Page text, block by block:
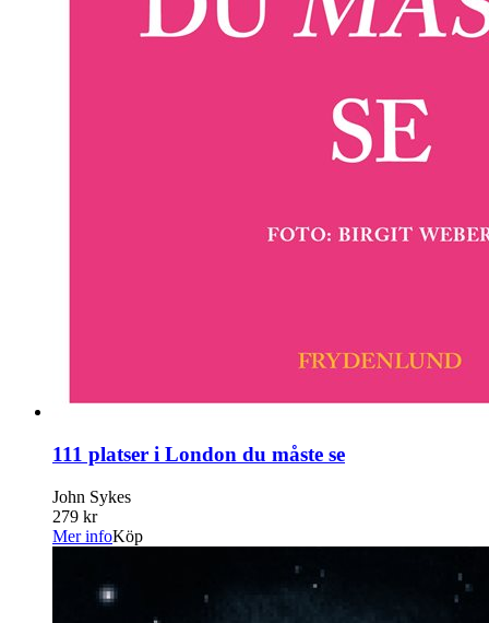
111 platser i London du måste se
John Sykes
279 kr
Mer infoKöp